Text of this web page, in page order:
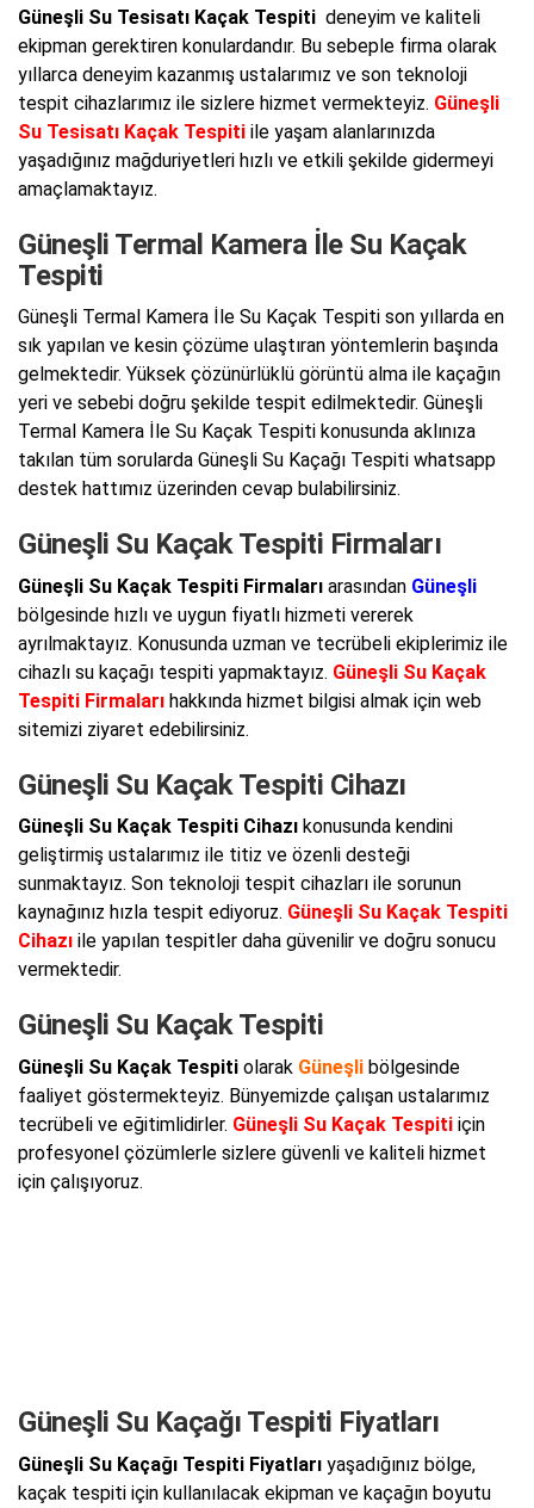
Güneşli Su Tesisatı Kaçak Tespiti deneyim ve kaliteli
ekipman gerektiren konulardandır. Bu sebeple firma olarak
yıllarca deneyim kazanmış ustalarımız ve son teknoloji
tespit cihazlarımız ile sizlere hizmet vermekteyiz. Güneşli
Su Tesisatı Kaçak Tespiti ile yaşam alanlarınızda
yaşadığınız mağduriyetleri hızlı ve etkili şekilde gidermeyi
amaçlamaktayız.
Güneşli Termal Kamera İle Su Kaçak
Tespiti
Güneşli Termal Kamera İle Su Kaçak Tespiti son yıllarda en
sık yapılan ve kesin çözüme ulaştıran yöntemlerin başında
gelmektedir. Yüksek çözünürlüklü görüntü alma ile kaçağın
yeri ve sebebi doğru şekilde tespit edilmektedir. Güneşli
Termal Kamera İle Su Kaçak Tespiti konusunda aklınıza
takılan tüm sorularda Güneşli Su Kaçağı Tespiti whatsapp
destek hattımız üzerinden cevap bulabilirsiniz.
Güneşli Su Kaçak Tespiti Firmaları
Güneşli Su Kaçak Tespiti Firmaları arasından Güneşli
bölgesinde hızlı ve uygun fiyatlı hizmeti vererek
ayrılmaktayız. Konusunda uzman ve tecrübeli ekiplerimiz ile
cihazlı su kaçağı tespiti yapmaktayız. Güneşli Su Kaçak
Tespiti Firmaları hakkında hizmet bilgisi almak için web
sitemizi ziyaret edebilirsiniz.
Güneşli Su Kaçak Tespiti Cihazı
Güneşli Su Kaçak Tespiti Cihazı konusunda kendini
geliştirmiş ustalarımız ile titiz ve özenli desteği
sunmaktayız. Son teknoloji tespit cihazları ile sorunun
kaynağınız hızla tespit ediyoruz. Güneşli Su Kaçak Tespiti
Cihazı ile yapılan tespitler daha güvenilir ve doğru sonucu
vermektedir.
Güneşli Su Kaçak Tespiti
Güneşli Su Kaçak Tespiti olarak Güneşli bölgesinde
faaliyet göstermekteyiz. Bünyemizde çalışan ustalarımız
tecrübeli ve eğitimlidirler. Güneşli Su Kaçak Tespiti için
profesyonel çözümlerle sizlere güvenli ve kaliteli hizmet
için çalışıyoruz.
Güneşli Su Kaçağı Tespiti Fiyatları
Güneşli Su Kaçağı Tespiti Fiyatları yaşadığınız bölge,
kaçak tespiti için kullanılacak ekipman ve kaçağın boyutu